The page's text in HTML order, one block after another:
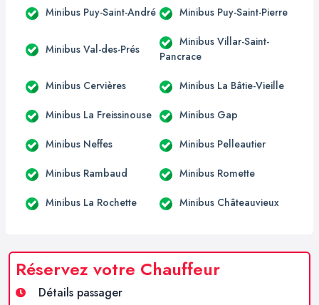
Minibus Puy-Saint-André Minibus Puy-Saint-Pierre
Minibus Val-des-Prés
Minibus Villar-Saint-
Pancrace
Minibus Cervières Minibus La Bâtie-Vieille
Minibus La Freissinouse Minibus Gap
Minibus Neffes Minibus Pelleautier
Minibus Rambaud Minibus Romette
Minibus La Rochette Minibus Châteauvieux
Réservez votre Chauffeur
Détails passager